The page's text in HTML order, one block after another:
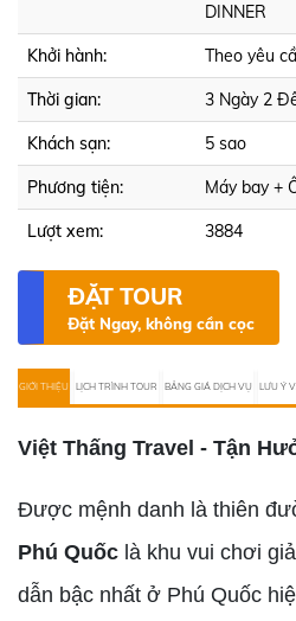
DINNER
Khởi hành: Theo yêu
Thời gian: 3 Ngày 2
Khách sạn: 5 sao
Phương tiện: Máy bay +
Lượt xem: 3884
ĐẶT TOUR
Đặt Ngay, không cần cọc
GIỚI THIỆU LỊCH TRÌNH TOUR BẢNG GIÁ DỊCH VỤ LƯU Ý
Việt Thấng Travel - Tận
Được mệnh danh là thiên
Phú Quốc là khu vui chơi
dẫn bậc nhất ở Phú Quốc